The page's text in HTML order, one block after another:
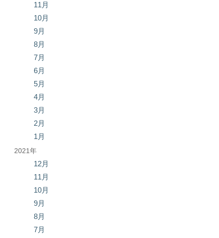
11月
10月
9月
8月
7月
6月
5月
4月
3月
2月
1月
2021年
12月
11月
10月
9月
8月
7月